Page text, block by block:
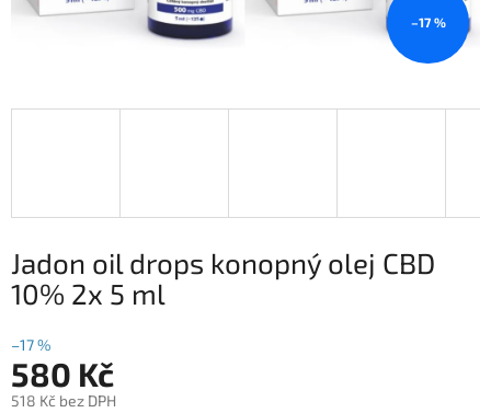
–17 %
Jadon oil drops konopný olej CBD
10% 2x 5 ml
–17 %
580 Kč
518 Kč bez DPH